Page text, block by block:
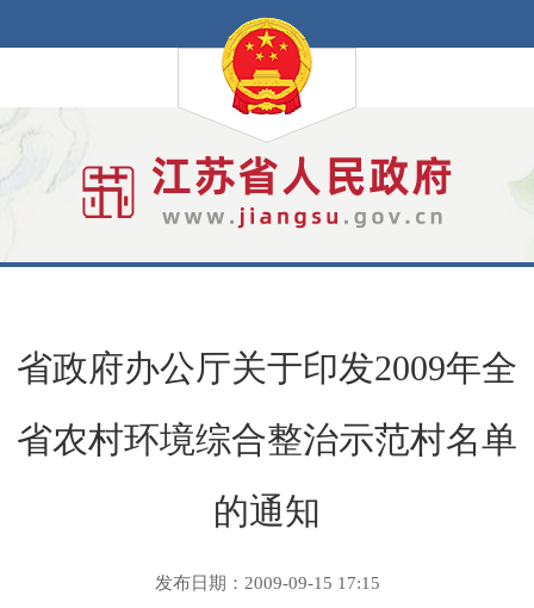
省政府办公厅关于印发2009年全
省农村环境综合整治示范村名单
的通知
发布日期：2009-09-15 17:15